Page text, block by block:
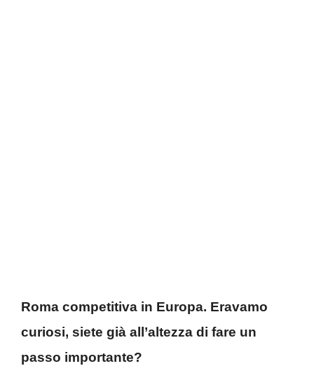
Roma competitiva in Europa. Eravamo
curiosi, siete già all’altezza di fare un
passo importante?